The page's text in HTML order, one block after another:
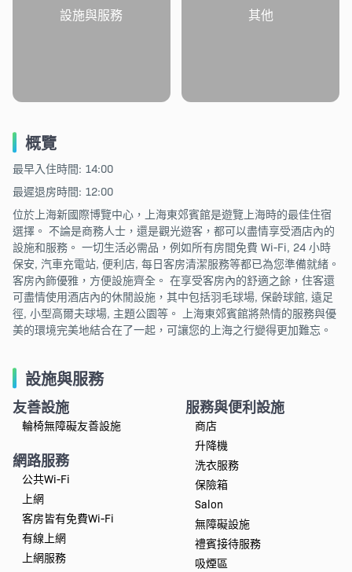
設施與服務 其他
概覽
最早入住時間: 14:00
最遲退房時間: 12:00
位於上海新國際博覽中心，上海東郊賓館是遊覽上海時的最佳住宿
選擇。 不論是商務人士，還是觀光遊客，都可以盡情享受酒店內的
設施和服務。 一切生活必需品，例如所有房間免費 Wi-Fi, 24 小時
保安, 汽車充電站, 便利店, 每日客房清潔服務等都已為您準備就緒。
客房內飾優雅，方便設施齊全。 在享受客房內的舒適之餘，住客還
可盡情使用酒店內的休閒設施，其中包括羽毛球場, 保齡球館, 遠足
徑, 小型高爾夫球場, 主題公園等。 上海東郊賓館將熱情的服務與優
美的環境完美地結合在了一起，可讓您的上海之行變得更加難忘。
設施與服務
友善設施
輪椅無障礙友善設施
網路服務
公共Wi-Fi
上網
客房皆有免費Wi-Fi
有線上網
上網服務
服務與便利設施
商店
升降機
洗衣服務
保險箱
Salon
無障礙設施
禮賓接待服務
吸煙區